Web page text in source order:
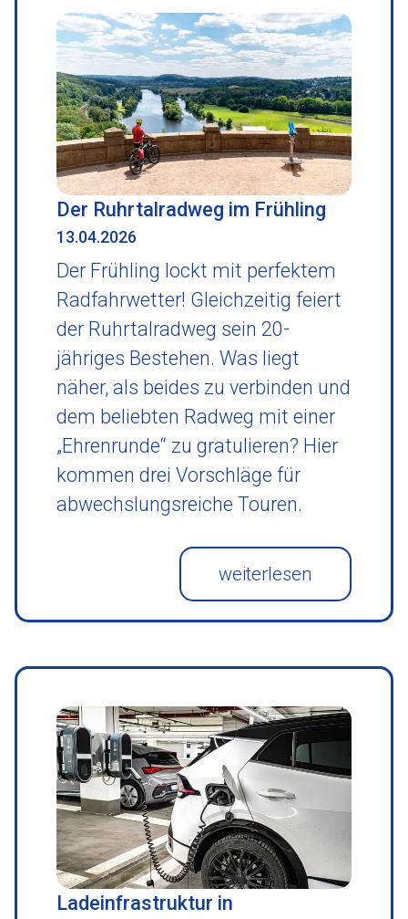
Der Ruhrtalradweg im Frühling
13.04.2026
Der Frühling lockt mit perfektem
Radfahrwetter! Gleichzeitig feiert
der Ruhrtalradweg sein 20-
jähriges Bestehen. Was liegt
näher, als beides zu verbinden und
dem beliebten Radweg mit einer
„Ehrenrunde“ zu gratulieren? Hier
kommen drei Vorschläge für
abwechslungsreiche Touren.
weiterlesen
Ladeinfrastruktur in